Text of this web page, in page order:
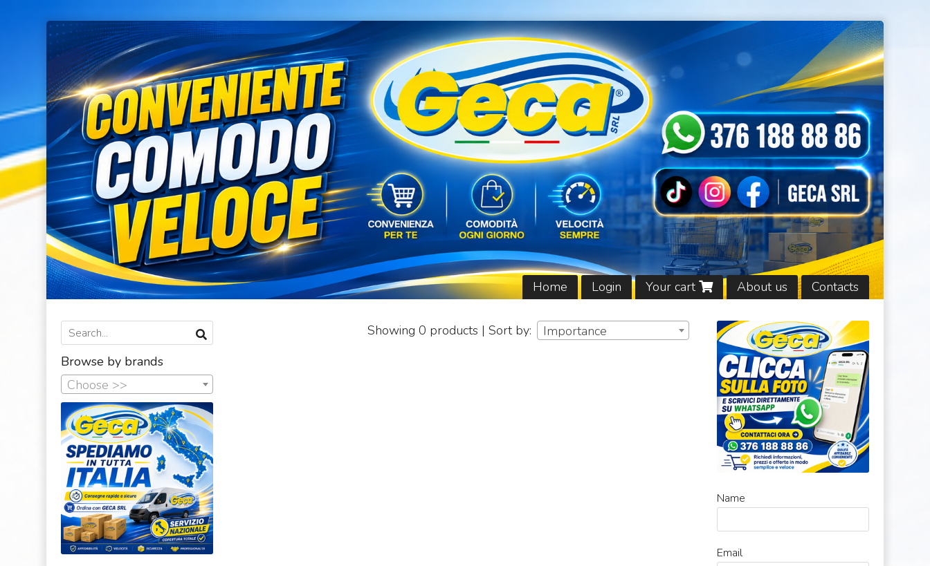
Home Login Your cart About us Contacts
Showing 0 products | Sort by:
Importance
Browse by brands
Choose >>
Name
Email